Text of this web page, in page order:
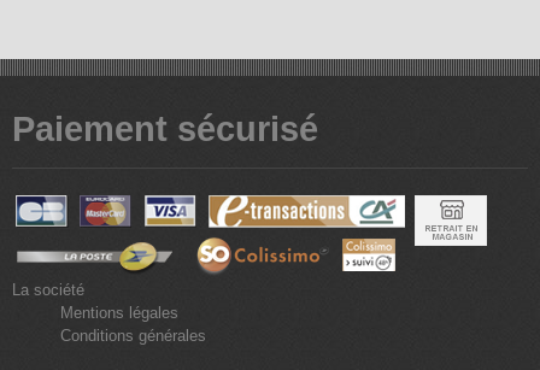
Paiement sécurisé
La société
Mentions légales
Conditions générales